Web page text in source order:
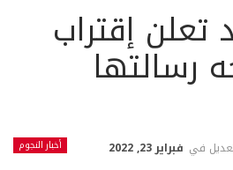
إقتراب
رسالتها
أخبار النجوم في فبراير 23, 2022